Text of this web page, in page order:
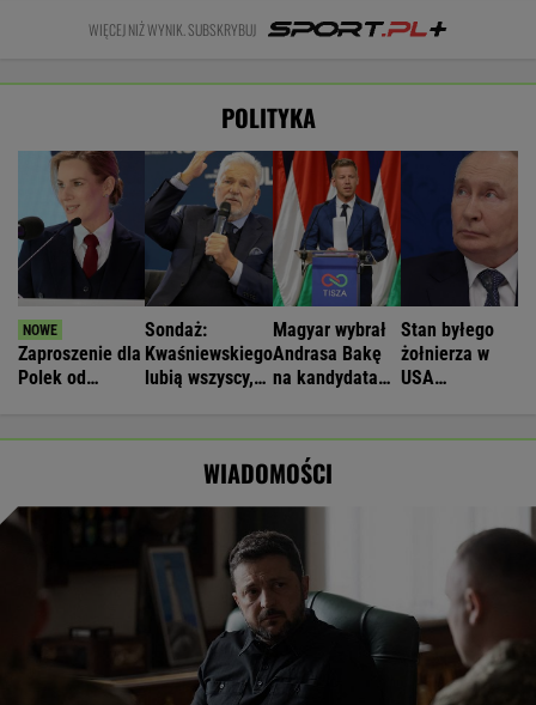
WIĘCEJ NIŻ WYNIK. SUBSKRYBUJ
POLITYKA
Zaproszenie dla
Polek od
Sondaż:
Kwaśniewskiego
lubią wszyscy,
Magyar wybrał
Andrasa Bakę
na kandydata
Stan byłego
żołnierza w
USA
WIADOMOŚCI